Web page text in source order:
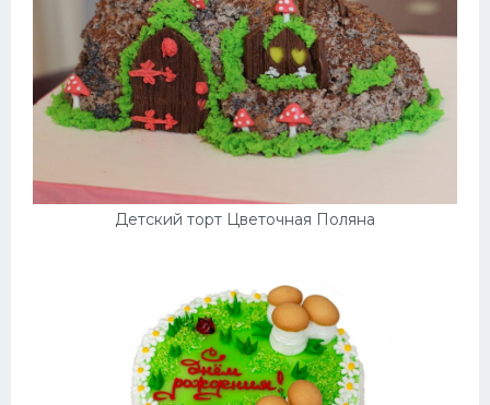
Детский торт Цветочная Поляна